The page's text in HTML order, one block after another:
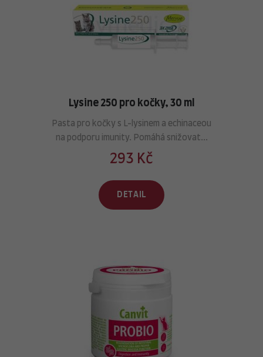
Lysine 250 pro kočky, 30 ml
Pasta pro kočky s L-lysinem a echinaceou
na podporu imunity. Pomáhá snižovat...
293 Kč
DETAIL